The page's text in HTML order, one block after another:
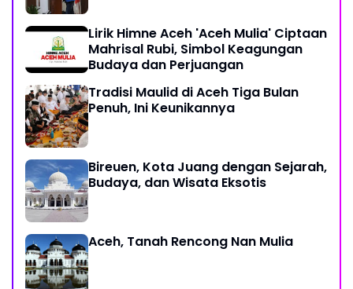
Lirik Himne Aceh 'Aceh Mulia' Ciptaan
Mahrisal Rubi, Simbol Keagungan
Budaya dan Perjuangan
Tradisi Maulid di Aceh Tiga Bulan
Penuh, Ini Keunikannya
Bireuen, Kota Juang dengan Sejarah,
Budaya, dan Wisata Eksotis
Aceh, Tanah Rencong Nan Mulia